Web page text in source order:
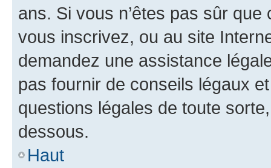
ans. Si vous n’êtes pas sûr
vous inscrivez, ou au site
demandez une assistance
pas fournir de conseils légaux
questions légales de toute
dessous.
Haut